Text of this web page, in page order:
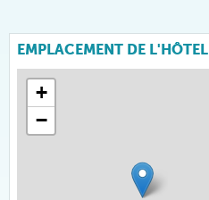
EMPLACEMENT DE L'HÔTEL
+
−